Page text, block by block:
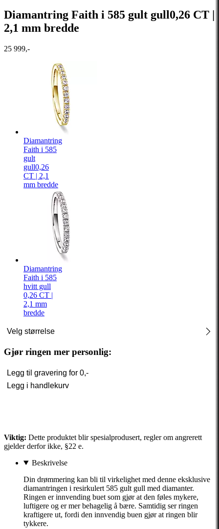
Diamantring Faith i 585 gult gull0,26 CT |
2,1 mm bredde
25 999,-
Diamantring
Faith i 585
gult
gull0,26
CT | 2,1
mm bredde
Diamantring
Faith i 585
hvitt gull
0,26 CT |
2,1 mm
bredde
Velg størrelse
Gjør ringen mer personlig:
Legg til gravering for 0,-
Legg i handlekurv
Viktig: Dette produktet blir spesialprodusert, regler om angrerett
gjelder derfor ikke, §22 e.
Beskrivelse
Din drømmering kan bli til virkelighet med denne eksklusive
diamantringen i resirkulert 585 gult gull med diamanter.
Ringen er innvending buet som gjør at den føles mykere,
luftigere og er mer behagelig å bære. Samtidig ser ringen
kraftigere ut, fordi den innvendig buen gjør at ringen blir
tykkere.